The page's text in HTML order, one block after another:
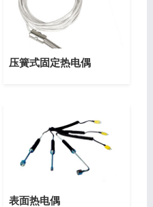
压簧式固定热电偶
表面热电偶